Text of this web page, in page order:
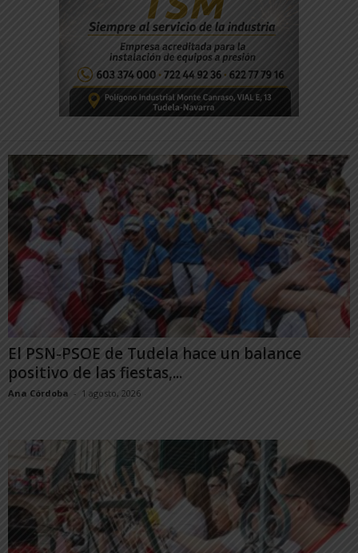
El PSN-PSOE de Tudela hace un balance
positivo de las fiestas,...
Ana Córdoba - 1 agosto, 2026